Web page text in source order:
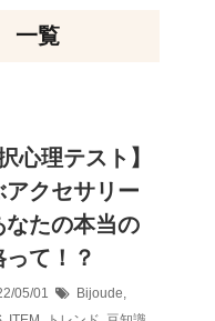
一覧
択心理テスト】
アクセサリー
なたの本当の
って！？
05/01 Bijoude,